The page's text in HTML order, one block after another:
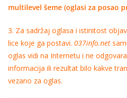
multilevel šeme (oglasi za posao
3. Za sadržaj oglasa i istinitost
lice koje ga postavi. 037info.net
oglas vidi na Internetu i ne
informacija ili rezultat bilo kakve
vezano za oglas.